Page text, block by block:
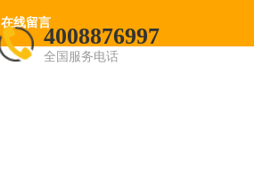
4008876997
全国服务电话
在线留言